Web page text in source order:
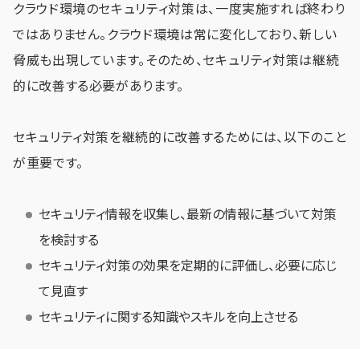
クラウド環境のセキュリティ対策は、一度実施すれば終わり
ではありません。クラウド環境は常に変化しており、新しい
脅威も出現しています。そのため、セキュリティ対策は継続
的に改善する必要があります。
セキュリティ対策を継続的に改善するためには、以下のこと
が重要です。
セキュリティ情報を収集し、最新の情報に基づいて対策
を検討する
セキュリティ対策の効果を定期的に評価し、必要に応じ
て見直す
セキュリティに関する知識やスキルを向上させる